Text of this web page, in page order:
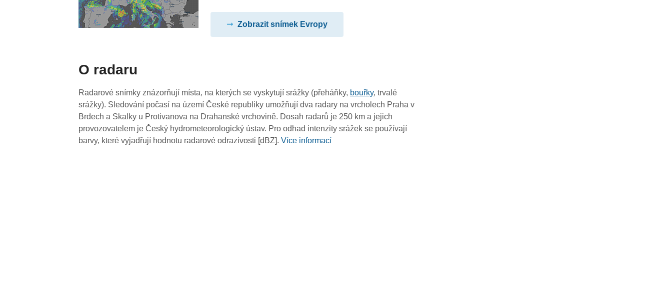
05:35
05:25
05:15
05:05
Zobrazit snímek Evropy
O radaru
Radarové snímky znázorňují místa, na kterých se vyskytují srážky (přeháňky, bouřky, trvalé
srážky). Sledování počasí na území České republiky umožňují dva radary na vrcholech Praha v
Brdech a Skalky u Protivanova na Drahanské vrchovině. Dosah radarů je 250 km a jejich
provozovatelem je Český hydrometeorologický ústav. Pro odhad intenzity srážek se používají
barvy, které vyjadřují hodnotu radarové odrazivosti [dBZ].Více informací